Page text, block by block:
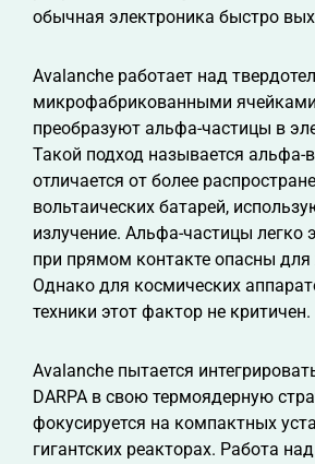
обычная электроника быстро
Avalanche работает над
микрофабрикованными
преобразуют альфа-частицы в
Такой подход называется альфа-
отличается от более
вольтаических батарей,
излучение. Альфа-частицы легко
при прямом контакте опасны
Однако для космических
техники этот фактор не критичен.
Avalanche пытается
DARPA в свою термоядерную
фокусируется на компактных
гигантских реакторах. Работа над